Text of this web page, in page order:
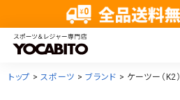
トップ スポーツ ブランド ケーツー（K2）